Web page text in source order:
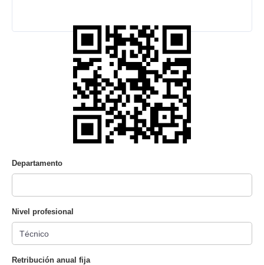
Departamento
Nivel profesional
Retribución anual fija